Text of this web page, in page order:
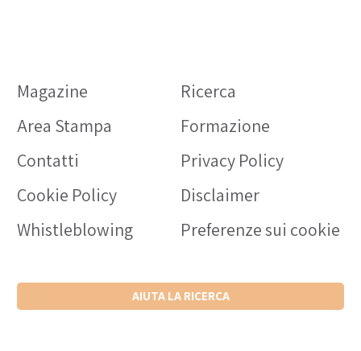
Magazine
Ricerca
Area Stampa
Formazione
Contatti
Privacy Policy
Cookie Policy
Disclaimer
Whistleblowing
Preferenze sui cookie
AIUTA LA RICERCA